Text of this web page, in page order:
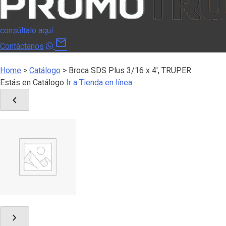
consúltalo aquí
Contáctanos
mail
Home > Catálogo > Broca SDS Plus 3/16 x 4′, TRUPER
Estás en Catálogo Ir a Tienda en línea
chevron_left
chevron_right